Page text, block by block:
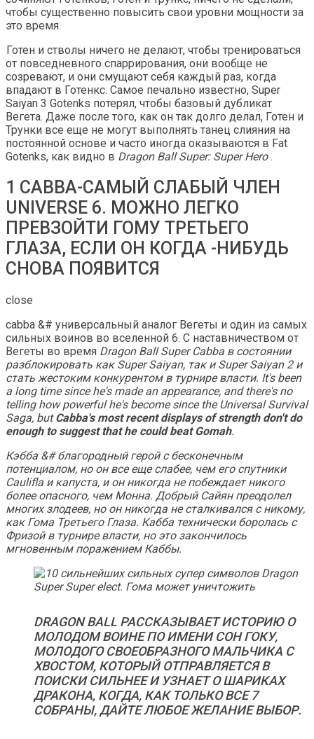
чтобы существенно повысить свои уровни мощности за
это время.
Готен и стволы ничего не делают, чтобы тренироваться
от повседневного спаррирования, они вообще не
созревают, и они смущают себя каждый раз, когда
впадают в Готенкс. Самое печально известно, Super
Saiyan 3 Gotenks потерял, чтобы базовый дубликат
Вегета. Даже после того, как он так долго делал, Готен и
Трунки все еще не могут выполнять танец слияния на
постоянной основе и часто иногда оказываются в Fat
Gotenks, как видно в Dragon Ball Super: Super Hero .
1 CABBA-САМЫЙ СЛАБЫЙ ЧЛЕН
UNIVERSE 6. МОЖНО ЛЕГКО
ПРЕВЗОЙТИ ГОМУ ТРЕТЬЕГО
ГЛАЗА, ЕСЛИ ОН КОГДА -НИБУДЬ
СНОВА ПОЯВИТСЯ
close
cabba &# универсальный аналог Вегеты и один из самых
сильных воинов во вселенной 6. С наставничеством от
Вегеты во время Dragon Ball Super Cabba в состоянии
разблокировать как Super Saiyan, так и Super Saiyan 2 и
стать жестоким конкурентом в турнире власти. It's been
a long time since he's made an appearance, and there's no
telling how powerful he's become since the Universal Survival
Saga, butCabba's most recent displays of strength don't do
enough to suggest that he could beat Gomah.
Кэбба &# благородный герой с бесконечным
потенциалом, но он все еще слабее, чем его спутники
Caulifla и капуста, и он никогда не побеждает никого
более опасного, чем Монна. Добрый Сайян преодолел
многих злодеев, но он никогда не сталкивался с никому,
как Гома Третьего Глаза. Кабба технически боролась с
Фризой в турнире власти, но это закончилось
мгновенным поражением Каббы.
DRAGON BALL РАССКАЗЫВАЕТ ИСТОРИЮ О
МОЛОДОМ ВОИНЕ ПО ИМЕНИ СОН ГОКУ,
МОЛОДОГО СВОЕОБРАЗНОГО МАЛЬЧИКА С
ХВОСТОМ, КОТОРЫЙ ОТПРАВЛЯЕТСЯ В
ПОИСКИ СИЛЬНЕЕ И УЗНАЕТ О ШАРИКАХ
ДРАКОНА, КОГДА, КАК ТОЛЬКО ВСЕ 7
СОБРАНЫ, ДАЙТЕ ЛЮБОЕ ЖЕЛАНИЕ ВЫБОР.